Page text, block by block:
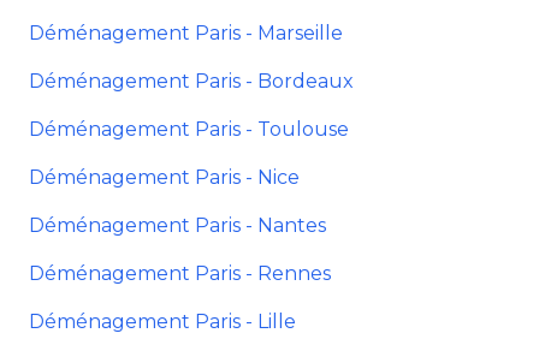
Déménagement Paris - Marseille
Déménagement Paris - Bordeaux
Déménagement Paris - Toulouse
Déménagement Paris - Nice
Déménagement Paris - Nantes
Déménagement Paris - Rennes
Déménagement Paris - Lille